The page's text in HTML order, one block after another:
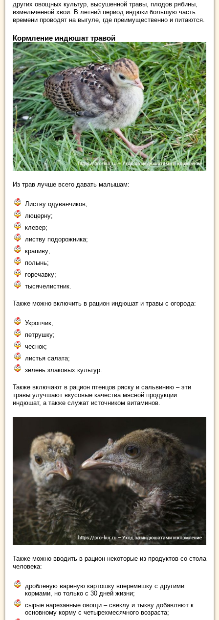
других овощных культур, высушенной травы, плодов рябины,
измельченной хвои. В летний период индюки большую часть
времени проводят на выгуле, где преимущественно и питаются.
Кормление индюшат травой
Из трав лучше всего давать малышам:
Листву одуванчиков;
люцерну;
клевер;
листву подорожника;
крапиву;
полынь;
горечавку;
тысячелистник.
Также можно включить в рацион индюшат и травы с огорода:
Укропчик;
петрушку;
чеснок;
листья салата;
зелень злаковых культур.
Также включают в рацион птенцов ряску и сальвинию – эти
травы улучшают вкусовые качества мясной продукции
индюшат, а также служат источником витаминов.
Также можно вводить в рацион некоторые из продуктов со стола
человека:
дробленую вареную картошку вперемешку с другими
кормами, но только с 30 дней жизни;
сырые нарезанные овощи – свеклу и тыкву добавляют к
основному корму с четырехмесячного возраста;